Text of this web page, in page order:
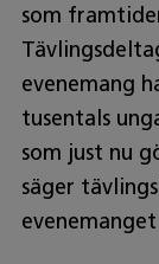
som
evenemang
tusentals
som just nu
säger
evenemanget